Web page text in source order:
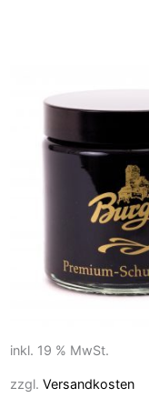
inkl. 19 % MwSt.
zzgl. Versandkosten